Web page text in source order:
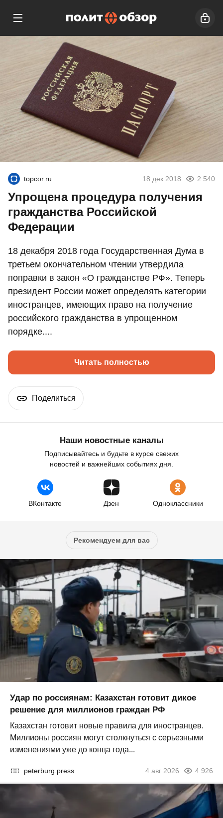
topcor.ru 18 дек 2018 2 540
Упрощена процедура получения
гражданства Российской
Федерации
18 декабря 2018 года Государственная Дума в
третьем окончательном чтении утвердила
поправки в закон «О гражданстве РФ». Теперь
президент России может определять категории
иностранцев, имеющих право на получение
российского гражданства в упрощенном
порядке....
Читать полностью
Поделиться
Наши новостные каналы
Подписывайтесь и будьте в курсе свежих
новостей и важнейших событиях дня.
ВКонтакте Дзен Одноклассники
Рекомендуем для вас
Удар по россиянам: Казахстан готовит дикое
решение для миллионов граждан РФ
Казахстан готовит новые правила для иностранцев.
Миллионы россиян могут столкнуться с серьезными
изменениями уже до конца года...
peterburg.press 4 авг 2026 4 926